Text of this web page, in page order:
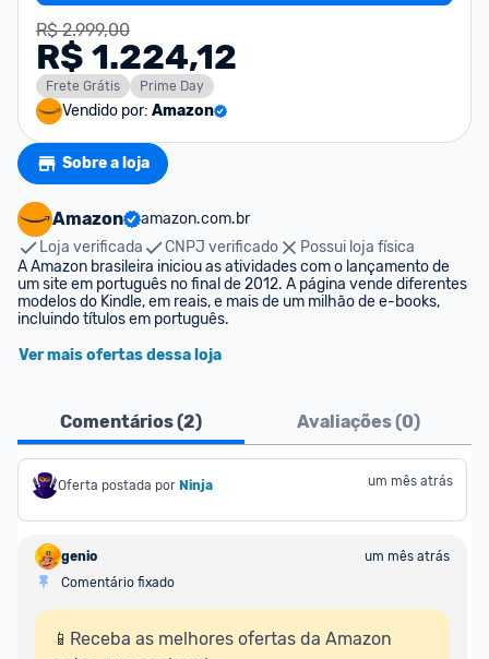
R$ 2.999,00
R$ 1.224,12
Frete Grátis Prime Day
Vendido por: Amazon
Sobre a loja
Amazon
amazon.com.br
Loja verificada
CNPJ verificado
Possui loja física
A Amazon brasileira iniciou as atividades com o lançamento de
um site em português no final de 2012. A página vende diferentes
modelos do Kindle, em reais, e mais de um milhão de e-books,
incluindo títulos em português.
Ver mais ofertas dessa loja
Comentários (2) Avaliações (0)
Oferta postada por Ninja um mês atrás
genio
um mês atrás
Comentário fixado
📱Receba as melhores ofertas da Amazon